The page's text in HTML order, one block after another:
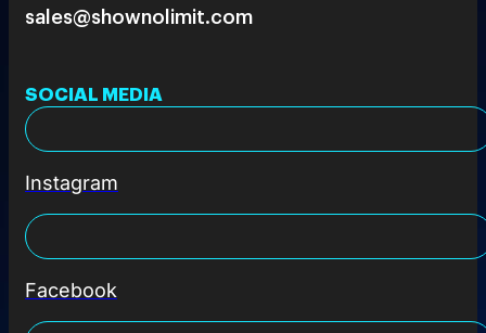
sales@shownolimit.com
SOCIAL MEDIA
Instagram
Facebook